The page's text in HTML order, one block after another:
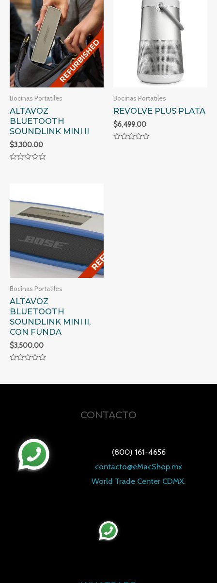
Bocinas Portatiles
ALTAVOZ
BLUETOOTH
SOUNDLINK MINI II
$3,300.00
Bocinas Portatiles
REVOLVE PLUS PLATA
$6,499.00
Bocinas Portatiles
ALTAVOZ
BLUETOOTH
SOUNDLINK MINI II,
CON FUNDA
$3,500.00
CONTACTO
(800) 161-4656
contacto@eMacShop.mx
World Trade Center CDMX.